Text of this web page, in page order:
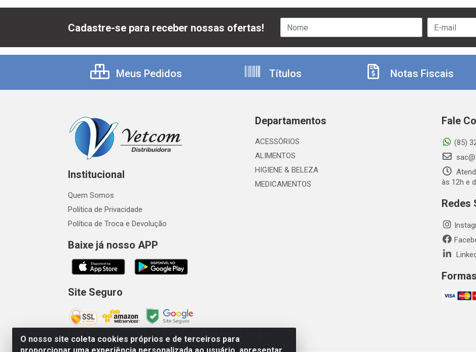
O nosso site coleta cookies próprios e de terceiros para
Cadastre-se para receber nossas ofertas!
Meus Pedidos Títulos Notas Fiscais
Institucional
Quem Somos
Política de Privacidade
Política de Troca e Devolução
Baixe já nosso APP
Site Seguro
Departamentos
ACESSÓRIOS
ALIMENTOS
HIGIENE & BELEZA
MEDICAMENTOS
Fale
(85)
às 12h e
Redes